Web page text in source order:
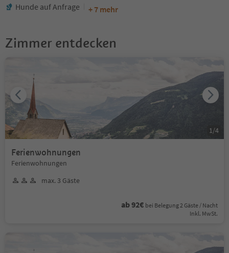
Hunde auf Anfrage
+ 7 mehr
Zimmer entdecken
Ferienwohnungen
Ferienwohnungen
max. 3 Gäste
ab 92€ bei Belegung 2 Gäste / Nacht
Inkl. MwSt.
1 /4